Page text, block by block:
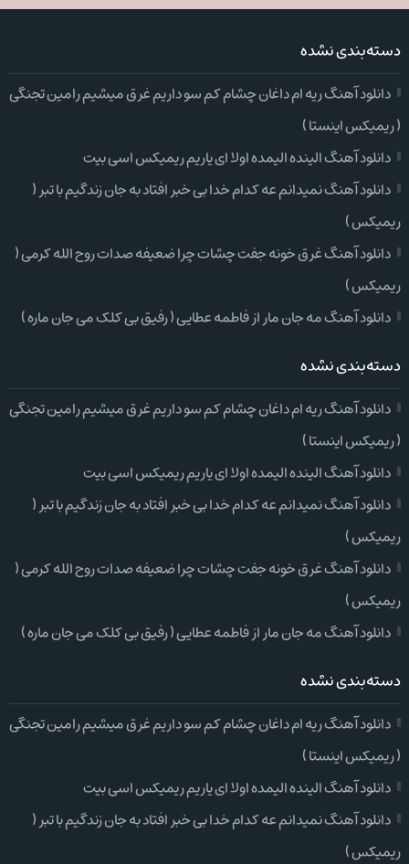
دسته‌بندی نشده
دانلود آهنگ ریه ام داغان چشام کم سو داریم غرق میشیم رامین تجنگی
( ریمیکس اینستا )
دانلود آهنگ الینده الیمده اولا ای یاریم ریمیکس اسی بیت
دانلود آهنگ نمیدانم عه کدام خدا بی خبر افتاد به جان زندگیم با تبر (
ریمیکس )
دانلود آهنگ غرق خونه جفت چشات چرا ضعیفه صدات روح الله کرمی (
ریمیکس )
دانلود آهنگ مه جان مار از فاطمه عطایی ( رفیق بی کلک می جان ماره )
دسته‌بندی نشده
دانلود آهنگ ریه ام داغان چشام کم سو داریم غرق میشیم رامین تجنگی
( ریمیکس اینستا )
دانلود آهنگ الینده الیمده اولا ای یاریم ریمیکس اسی بیت
دانلود آهنگ نمیدانم عه کدام خدا بی خبر افتاد به جان زندگیم با تبر (
ریمیکس )
دانلود آهنگ غرق خونه جفت چشات چرا ضعیفه صدات روح الله کرمی (
ریمیکس )
دانلود آهنگ مه جان مار از فاطمه عطایی ( رفیق بی کلک می جان ماره )
دسته‌بندی نشده
دانلود آهنگ ریه ام داغان چشام کم سو داریم غرق میشیم رامین تجنگی
( ریمیکس اینستا )
دانلود آهنگ الینده الیمده اولا ای یاریم ریمیکس اسی بیت
دانلود آهنگ نمیدانم عه کدام خدا بی خبر افتاد به جان زندگیم با تبر (
ریمیکس )